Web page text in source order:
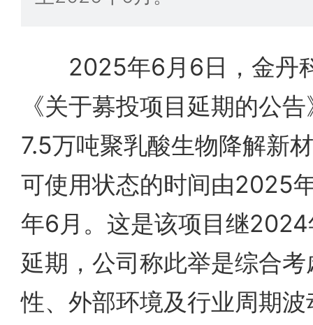
2025年6月6日，金丹
《关于募投项目延期的公
7.5万吨聚乳酸生物降解新
可使用状态的时间由2025
年6月。这是该项目继
延期，公司称此举是综合
性、外部环境及行业周期